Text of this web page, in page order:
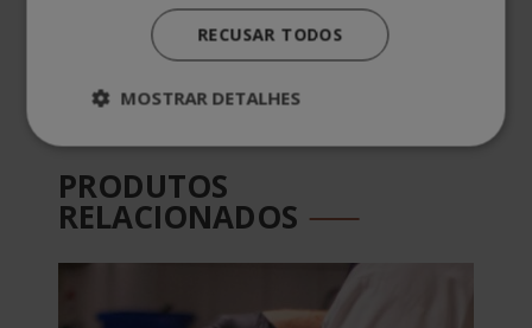
Confira aqui aagenda do mestre.
Avaliações (0)
PRODUTOS
RELACIONADOS
RECUSAR TODOS
MOSTRAR DETALHES